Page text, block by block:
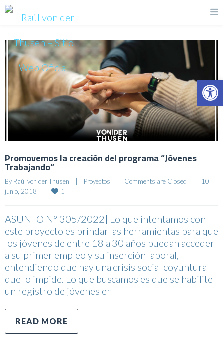
Promovemos la creación del programa “Jóvenes
Trabajando”
By Raúl von der Thusen | Proyectos | Comments are Closed |
10
junio, 2018
| 1
ASUNTO N° 305/2022| Lo que intentamos con
este proyecto es brindar las herramientas para que
los jóvenes de entre 18 a 30 años puedan acceder
a su primer empleo y su inserción laboral,
entendiendo que hay una crisis social coyuntural
que lo impide. Lo que buscamos es que se habilite
un registro de jóvenes en
READ MORE